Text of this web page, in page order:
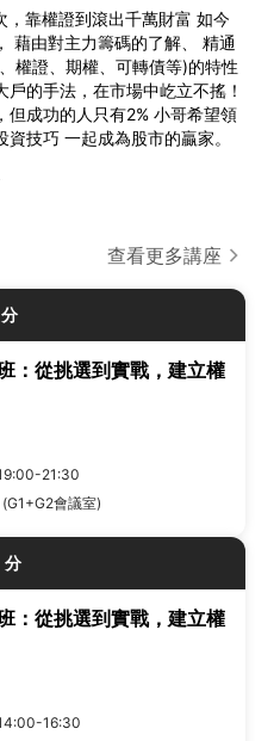
，靠權證到滾出千萬財富 如今
藉由對主力籌碼的了解、 精通
權證、期權、可轉債等)的特性
戶的手法，在市場中屹立不搖！
但成功的人只有2% 小哥希望領
技巧 一起成為股市的贏家。
查看更多講座
分
：從挑選到實戰，建立權
21:30
會議室)
分
：從挑選到實戰，建立權
16:30